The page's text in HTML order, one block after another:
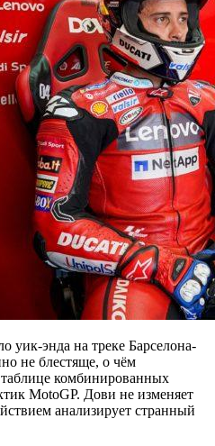
уик-энда на треке Барселона-
не блестяще, о чём
таблице комбинированных
MotoGP. Дови не изменяет
анализирует странный